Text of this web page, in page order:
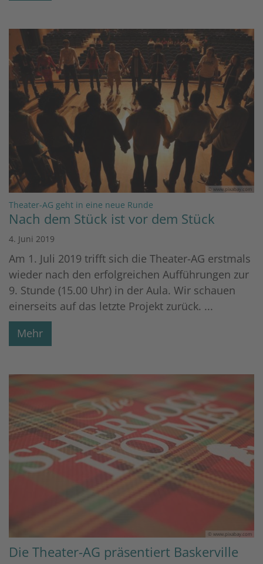
© www.pixabay.com
Theater-AG geht in eine neue Runde
Nach dem Stück ist vor dem Stück
4. Juni 2019
Am 1. Juli 2019 trifft sich die Theater-AG erstmals
wieder nach den erfolgreichen Aufführungen zur
9. Stunde (15.00 Uhr) in der Aula. Wir schauen
einerseits auf das letzte Projekt zurück. ...
Mehr
© www.pixabay.com
Die Theater-AG präsentiert Baskerville